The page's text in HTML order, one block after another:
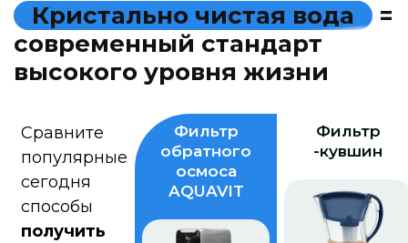
Кристально чистая вода
=
современный стандарт
высокого уровня жизни
Сравните
популярные
сегодня
способы
получить
Фильтр
обратного
осмоса
AQUAVIT
Фильтр
-кувшин